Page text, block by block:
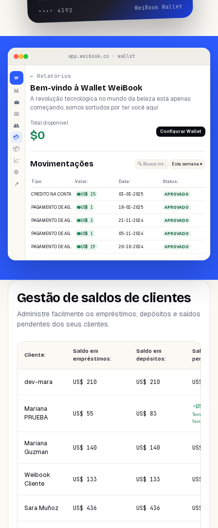
•••• 4192 WeiBook Wallet
app.weibook.co · wallet
W
📊
💼
📅
👥
💳
📦
📈
⚙
↗
← Relatórios
Bem-vindo à Wallet WeiBook
A revolução tecnológica no mundo da beleza está apenas
começando, somos sortudos por ter você aqui
Total disponível
$0 Configurar Wallet
Movimentações 🔍 Busca inteligente Esta semana ▾
Tipo: Valor: Data: Status:
CRÉDITO NA CONTA US$ 25 03-03-2025 APROVADO
PAGAMENTO DE AGENDAMENTO US$ 1 18-02-2025 APROVADO
PAGAMENTO DE AGENDAMENTO US$ 2 21-11-2024 APROVADO
PAGAMENTO DE AGENDAMENTO US$ 1 05-11-2024 APROVADO
PAGAMENTO DE AGENDAMENTO US$ 19 20-10-2024 APROVADO
Gestão de saldos de clientes
Administre facilmente os empréstimos, depósitos e saldos
pendentes dos seus clientes.
Cliente:
Saldo em
empréstimos:
Saldo em
depósitos:
Saldo
dev-mara US$ 210 US$ 210 US$ 0
Mariana
PRUEBA
US$ 55 US$ 83
-US$ 28
Tem saldo a
favor
Mariana
Guzman
US$ 140 US$ 140 US$ 0
Weibook
Cliente
US$ 133 US$ 133 US$ 0
Sara Muñoz US$ 436 US$ 436 US$ 0